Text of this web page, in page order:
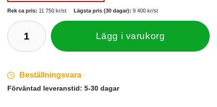
Rek ca pris: 11 750 kr/st Lägsta pris (30 dagar): 9 400 kr/st
Lägg i varukorg
Beställningsvara
Förväntad leveranstid: 5-30 dagar